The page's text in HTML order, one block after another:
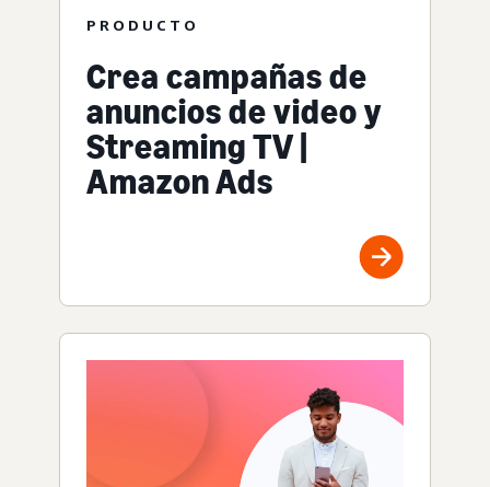
PRODUCTO
Crea campañas de
anuncios de video y
Streaming TV |
Amazon Ads